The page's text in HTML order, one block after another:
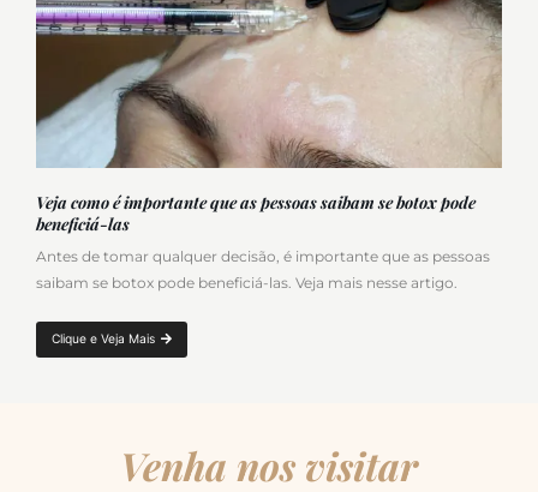
Veja como é importante que as pessoas saibam se botox pode
beneficiá-las
Antes de tomar qualquer decisão, é importante que as pessoas
saibam se botox pode beneficiá-las. Veja mais nesse artigo.
Clique e Veja Mais
Venha nos visitar